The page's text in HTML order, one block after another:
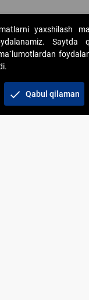
"Elektron onlayn-
huquqlar himoyalangan
yaxshilash
Saytda
check Qabul qilaman